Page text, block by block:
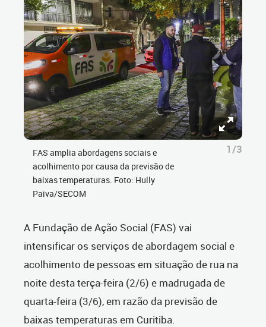
FAS amplia abordagens sociais e
acolhimento por causa da previsão de
baixas temperaturas. Foto: Hully
Paiva/SECOM
1/3
A Fundação de Ação Social (FAS) vai
intensificar os serviços de abordagem social e
acolhimento de pessoas em situação de rua na
noite desta terça-feira (2/6) e madrugada de
quarta-feira (3/6), em razão da previsão de
baixas temperaturas em Curitiba.